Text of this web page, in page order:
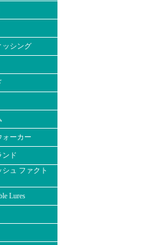
ッシング
ォーカー
ンド
シュ ファクト
Lures